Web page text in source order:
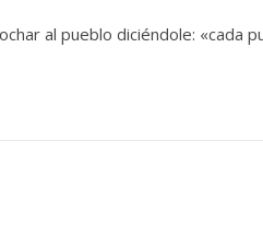
al pueblo diciéndole: «cada